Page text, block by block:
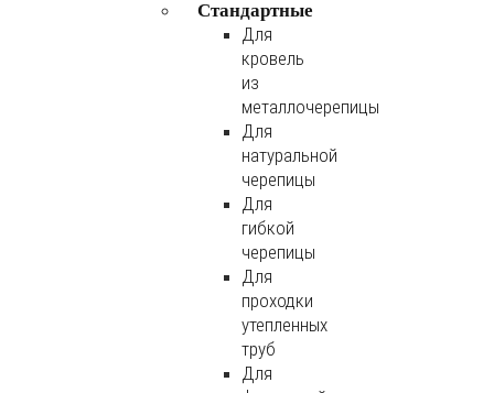
Стандартные
Для
кровель
из
металлочерепицы
Для
натуральной
черепицы
Для
гибкой
черепицы
Для
проходки
утепленных
труб
Для